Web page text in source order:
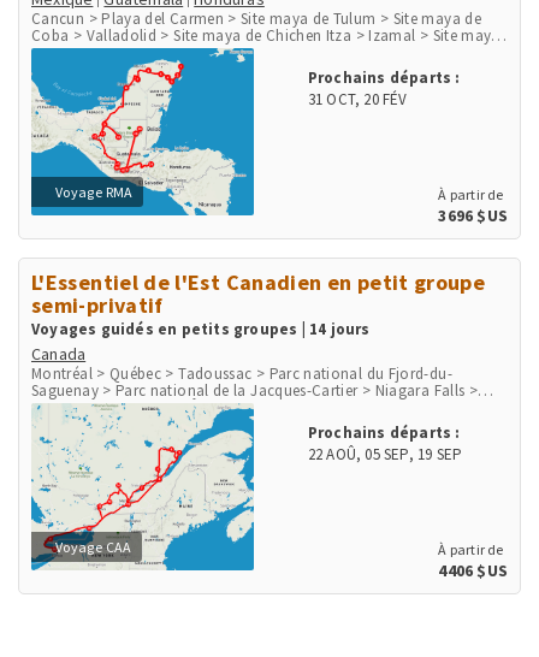
Cancun > Playa del Carmen > Site maya de Tulum > Site maya de
Coba > Valladolid > Site maya de Chichen Itza > Izamal > Site maya
de Uxmal > Agua Azul > Site maya de Palenque > Ville de Palenque >
Site maya de Yaxchilan > Site maya de Bonampak > San Cristobal de
las Casas > San Juan de Chamula > Chichicastenango > Panajachel
> Lac Atitlan > San Juan la Laguna > Antigua > Guatemala City >
Flores > Site maya de Tikal > Site maya de Copan
Voyage RMA
Prochains départs :
31 OCT, 20 FÉV
À partir de
3696 $US
L'Essentiel de l'Est Canadien en petit groupe
semi-privatif
Voyages guidés en petits groupes | 14 jours
Canada
Montréal > Québec > Tadoussac > Parc national du Fjord-du-
Saguenay > Parc national de la Jacques-Cartier > Niagara Falls >
Parc national des Mille-Îles > Ottawa > Mont-Tremblant > Parc
national du Mont-Tremblant
Voyage CAA
Prochains départs :
22 AOÛ,05 SEP, 19 SEP
À partir de
4406 $US